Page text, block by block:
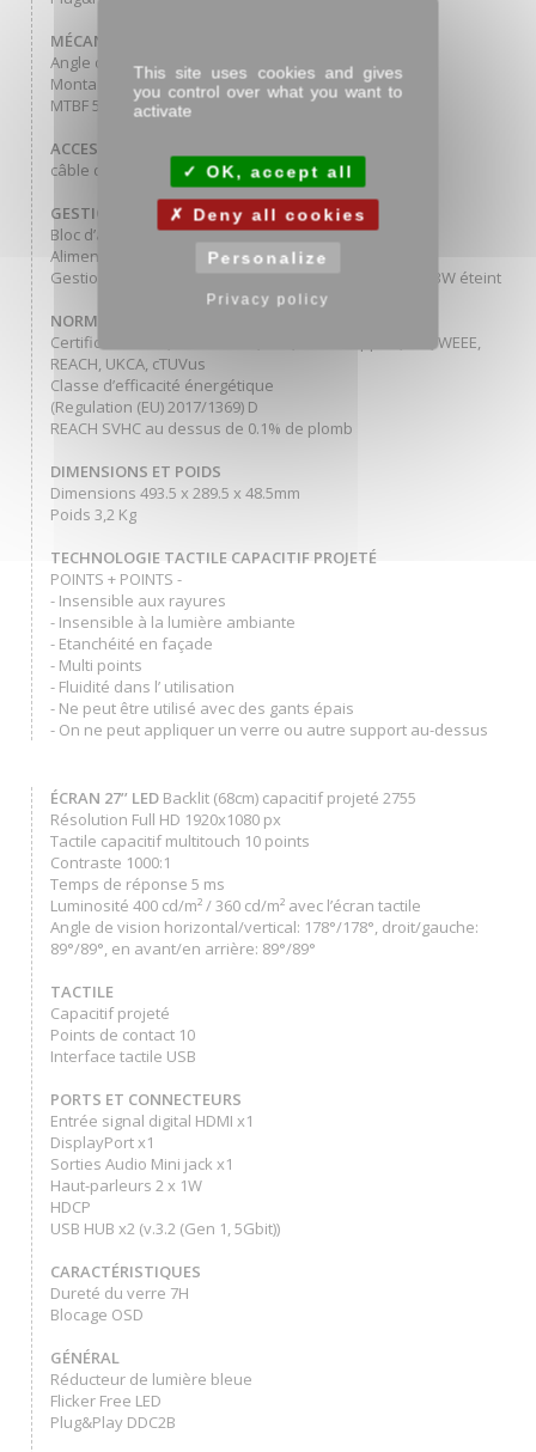
MÉCANIQUE
Angle d’inclinaison 15° en avant; 70° en arrière
Montage VESA 100 x 100 mm
MTBF 50000 heures (sauf rétro-éclairage)
ACCESSOIRES INCLUS
câble d’alimentation, USB, HDMI
GESTION DE L’ÉNERGIE
Bloc d’alimentation Interne
Alimentation AC 100 - 240V, 50/60Hz
Gestion d’alimentation 16W typique, 1.5W en veille, 0.3W éteint
NORMES
Certifications CE, TÜV-Bauart, EAC, RoHS support, ErP, WEEE,
REACH, UKCA, cTUVus
Classe d’efficacité énergétique
(Regulation (EU) 2017/1369) D
REACH SVHC au dessus de 0.1% de plomb
DIMENSIONS ET POIDS
Dimensions 493.5 x 289.5 x 48.5mm
Poids 3,2 Kg
TECHNOLOGIE TACTILE CAPACITIF PROJETÉ
POINTS + POINTS -
- Insensible aux rayures
- Insensible à la lumière ambiante
- Etanchéité en façade
- Multi points
- Fluidité dans l’ utilisation
- Ne peut être utilisé avec des gants épais
- On ne peut appliquer un verre ou autre support au-dessus
ÉCRAN 27’’ LED Backlit (68cm) capacitif projeté 2755
Résolution Full HD 1920x1080 px
Tactile capacitif multitouch 10 points
Contraste 1000:1
Temps de réponse 5 ms
Luminosité 400 cd/m² / 360 cd/m² avec l’écran tactile
Angle de vision horizontal/vertical: 178°/178°, droit/gauche:
89°/89°, en avant/en arrière: 89°/89°
TACTILE
Capacitif projeté
Points de contact 10
Interface tactile USB
PORTS ET CONNECTEURS
Entrée signal digital HDMI x1
DisplayPort x1
Sorties Audio Mini jack x1
Haut-parleurs 2 x 1W
HDCP
USB HUB x2 (v.3.2 (Gen 1, 5Gbit))
CARACTÉRISTIQUES
Dureté du verre 7H
Blocage OSD
GÉNÉRAL
Réducteur de lumière bleue
Flicker Free LED
Plug&Play DDC2B
This site uses cookies and gives
you control over what you want to
activate
OK, accept all
Deny all cookies
Personalize
Privacy policy